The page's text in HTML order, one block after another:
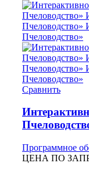
Сравнить
Программное
ЦЕНА ПО